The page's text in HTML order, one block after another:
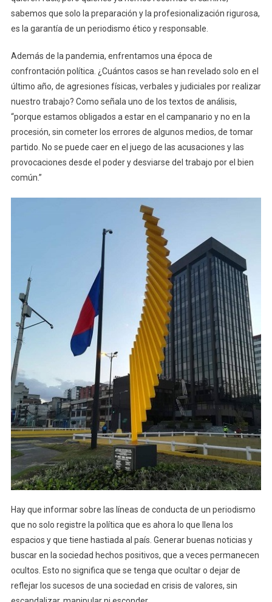
sabemos que solo la preparación y la profesionalización rigurosa,
es la garantía de un periodismo ético y responsable.
Además de la pandemia, enfrentamos una época de
confrontación política. ¿Cuántos casos se han revelado solo en el
último año, de agresiones físicas, verbales y judiciales por realizar
nuestro trabajo? Como señala uno de los textos de análisis,
“porque estamos obligados a estar en el campanario y no en la
procesión, sin cometer los errores de algunos medios, de tomar
partido. No se puede caer en el juego de las acusaciones y las
provocaciones desde el poder y desviarse del trabajo por el bien
común.”
Hay que informar sobre las líneas de conducta de un periodismo
que no solo registre la política que es ahora lo que llena los
espacios y que tiene hastiada al país. Generar buenas noticias y
buscar en la sociedad hechos positivos, que a veces permanecen
ocultos. Esto no significa que se tenga que ocultar o dejar de
reflejar los sucesos de una sociedad en crisis de valores, sin